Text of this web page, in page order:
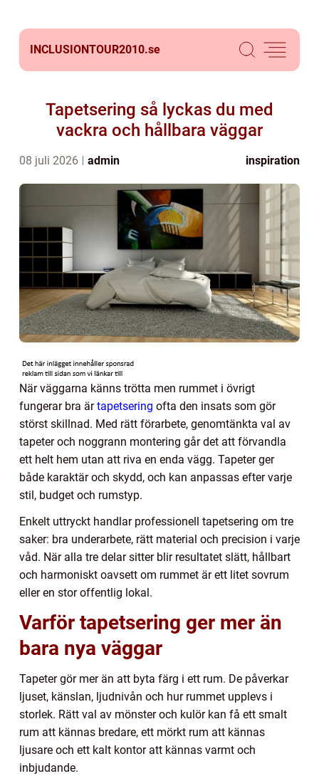
INCLUSIONTOUR2010.se
Tapetsering så lyckas du med
vackra och hållbara väggar
08 juli 2026 admin inspiration
När väggarna känns trötta men rummet i övrigt
fungerar bra ärtapetsering ofta den insats som gör
störst skillnad. Med rätt förarbete, genomtänkta val av
tapeter och noggrann montering går det att förvandla
ett helt hem utan att riva en enda vägg. Tapeter ger
både karaktär och skydd, och kan anpassas efter varje
stil, budget och rumstyp.
Enkelt uttryckt handlar professionell tapetsering om tre
saker: bra underarbete, rätt material och precision i varje
våd. När alla tre delar sitter blir resultatet slätt, hållbart
och harmoniskt oavsett om rummet är ett litet sovrum
eller en stor offentlig lokal.
Varför tapetsering ger mer än
bara nya väggar
Tapeter gör mer än att byta färg i ett rum. De påverkar
ljuset, känslan, ljudnivån och hur rummet upplevs i
storlek. Rätt val av mönster och kulör kan få ett smalt
rum att kännas bredare, ett mörkt rum att kännas
ljusare och ett kalt kontor att kännas varmt och
inbjudande.